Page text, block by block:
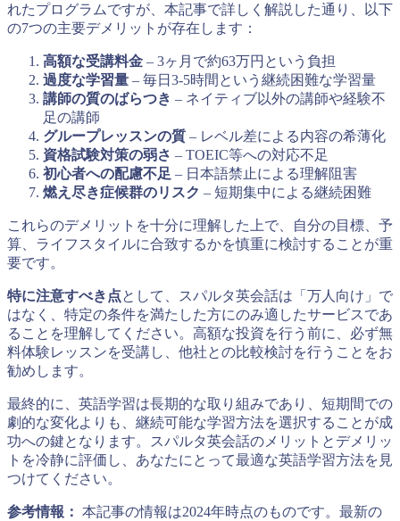
れたプログラムですが、本記事で詳しく解説した通り、以下
の7つの主要デメリットが存在します：
高額な受講料金 – 3ヶ月で約63万円という負担
過度な学習量 – 毎日3-5時間という継続困難な学習量
講師の質のばらつき – ネイティブ以外の講師や経験不
足の講師
グループレッスンの質 – レベル差による内容の希薄化
資格試験対策の弱さ – TOEIC等への対応不足
初心者への配慮不足 – 日本語禁止による理解阻害
燃え尽き症候群のリスク – 短期集中による継続困難
これらのデメリットを十分に理解した上で、自分の目標、予
算、ライフスタイルに合致するかを慎重に検討することが重
要です。
特に注意すべき点として、スパルタ英会話は「万人向け」で
はなく、特定の条件を満たした方にのみ適したサービスであ
ることを理解してください。高額な投資を行う前に、必ず無
料体験レッスンを受講し、他社との比較検討を行うことをお
勧めします。
最終的に、英語学習は長期的な取り組みであり、短期間での
劇的な変化よりも、継続可能な学習方法を選択することが成
功への鍵となります。スパルタ英会話のメリットとデメリッ
トを冷静に評価し、あなたにとって最適な英語学習方法を見
つけてください。
参考情報： 本記事の情報は2024年時点のものです。最新の